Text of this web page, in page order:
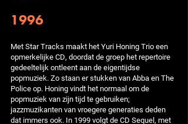
1996
Met Star Tracks maakt het Yuri Honing Trio een
opmerkelijke CD, doordat de groep het repertoire
gedeeltelijk ontleent aan de eigentijdse
popmuziek. Zo staan er stukken van Abba en The
Police op. Honing vindt het normaal om de
popmuziek van zijn tijd te gebruiken;
jazzmuzikanten van vroegere generaties deden
dat immers ook. In 1999 volgt de CD Sequel, met